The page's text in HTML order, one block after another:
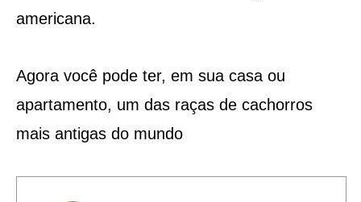
americana.
Agora você pode ter, em sua casa ou
apartamento, um das raças de cachorros
mais antigas do mundo